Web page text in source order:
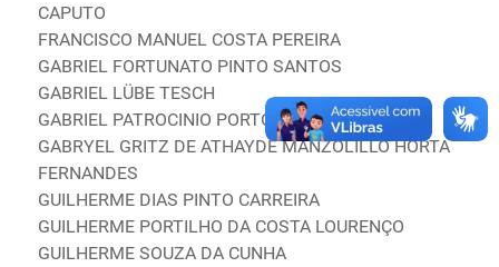
CAPUTO
FRANCISCO MANUEL COSTA PEREIRA
GABRIEL FORTUNATO PINTO SANTOS
GABRIEL LÜBE TESCH
GABRIEL PATROCINIO PORTO SELVATICE
GABRYEL GRITZ DE ATHAYDE MANZOLILLO HORTA
FERNANDES
GUILHERME DIAS PINTO CARREIRA
GUILHERME PORTILHO DA COSTA LOURENÇO
GUILHERME SOUZA DA CUNHA